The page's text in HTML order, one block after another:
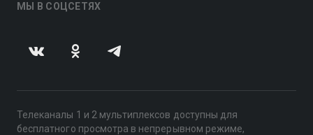
МЫ В СОЦСЕТЯХ
Телеканалы 1 и 2 мультиплексов доступны для
бесплатного просмотра в непрерывном режиме,